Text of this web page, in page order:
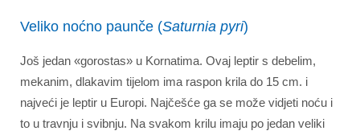
Veliko noćno paunče (Saturnia pyri)
Još jedan «gorostas» u Kornatima. Ovaj leptir s debelim,
mekanim, dlakavim tijelom ima raspon krila do 15 cm. i
najveći je leptir u Europi. Najčešće ga se može vidjeti noću i
to u travnju i svibnju. Na svakom krilu imaju po jedan veliki